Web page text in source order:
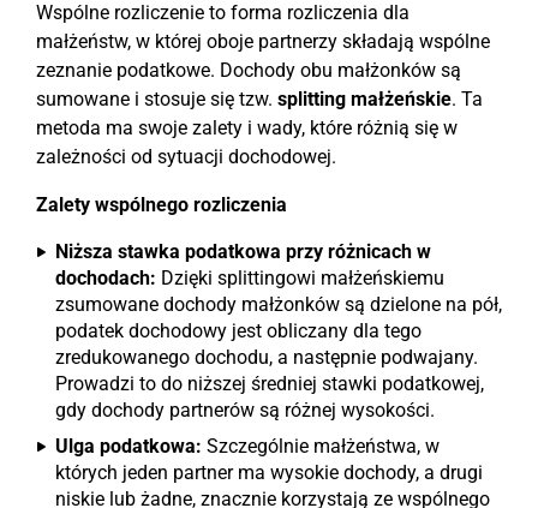
Wspólne rozliczenie to forma rozliczenia dla
małżeństw, w której oboje partnerzy składają wspólne
zeznanie podatkowe. Dochody obu małżonków są
sumowane i stosuje się tzw. splitting małżeńskie. Ta
metoda ma swoje zalety i wady, które różnią się w
zależności od sytuacji dochodowej.
Zalety wspólnego rozliczenia
Niższa stawka podatkowa przy różnicach w
dochodach: Dzięki splittingowi małżeńskiemu
zsumowane dochody małżonków są dzielone na pół,
podatek dochodowy jest obliczany dla tego
zredukowanego dochodu, a następnie podwajany.
Prowadzi to do niższej średniej stawki podatkowej,
gdy dochody partnerów są różnej wysokości.
Ulga podatkowa: Szczególnie małżeństwa, w
których jeden partner ma wysokie dochody, a drugi
niskie lub żadne, znacznie korzystają ze wspólnego